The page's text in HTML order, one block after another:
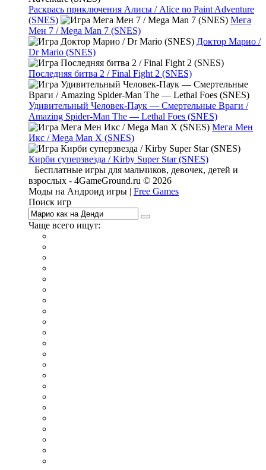
Раскрась приключения Алисы / Alice no Paint Adventure
(SNES)
Мега
Мен 7 / Mega Man 7 (SNES)
Доктор Марио /
Dr Mario (SNES)
Последняя битва 2 / Final Fight 2 (SNES)
Удивительный Человек-Паук — Смертельные Враги /
Amazing Spider-Man The — Lethal Foes (SNES)
Мега Мен
Икс / Mega Man X (SNES)
Кирби суперзвезда / Kirby Super Star (SNES)
Бесплатные игры для мальчиков, девочек, детей и
взрослых - 4GameGround.ru © 2026
Моды на Андроид игры | Free Games
Поиск игр
Чаще всего ищут: